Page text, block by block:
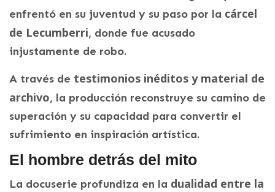
enfrentó en su juventud y su paso por la cárcel
de Lecumberri, donde fue acusado
injustamente de robo.
A través de testimonios inéditos y material de
archivo, la producción reconstruye su camino de
superación y su capacidad para convertir el
sufrimiento en inspiración artística.
El hombre detrás del mito
La docuserie profundiza en la dualidad entre la